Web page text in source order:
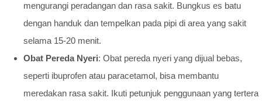
mengurangi peradangan dan rasa sakit. Bungkus es batu
dengan handuk dan tempelkan pada pipi di area yang sakit
selama 15-20 menit.
Obat Pereda Nyeri: Obat pereda nyeri yang dijual bebas,
seperti ibuprofen atau paracetamol, bisa membantu
meredakan rasa sakit. Ikuti petunjuk penggunaan yang tertera